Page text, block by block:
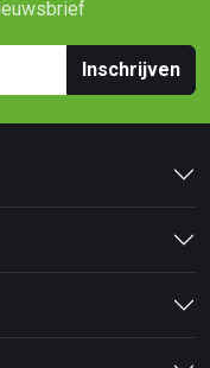
Inschrijven